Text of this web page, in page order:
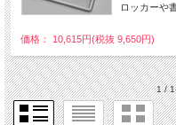
ロッカーや
価格： 10,615円(税抜 9,650円)
1 / 1